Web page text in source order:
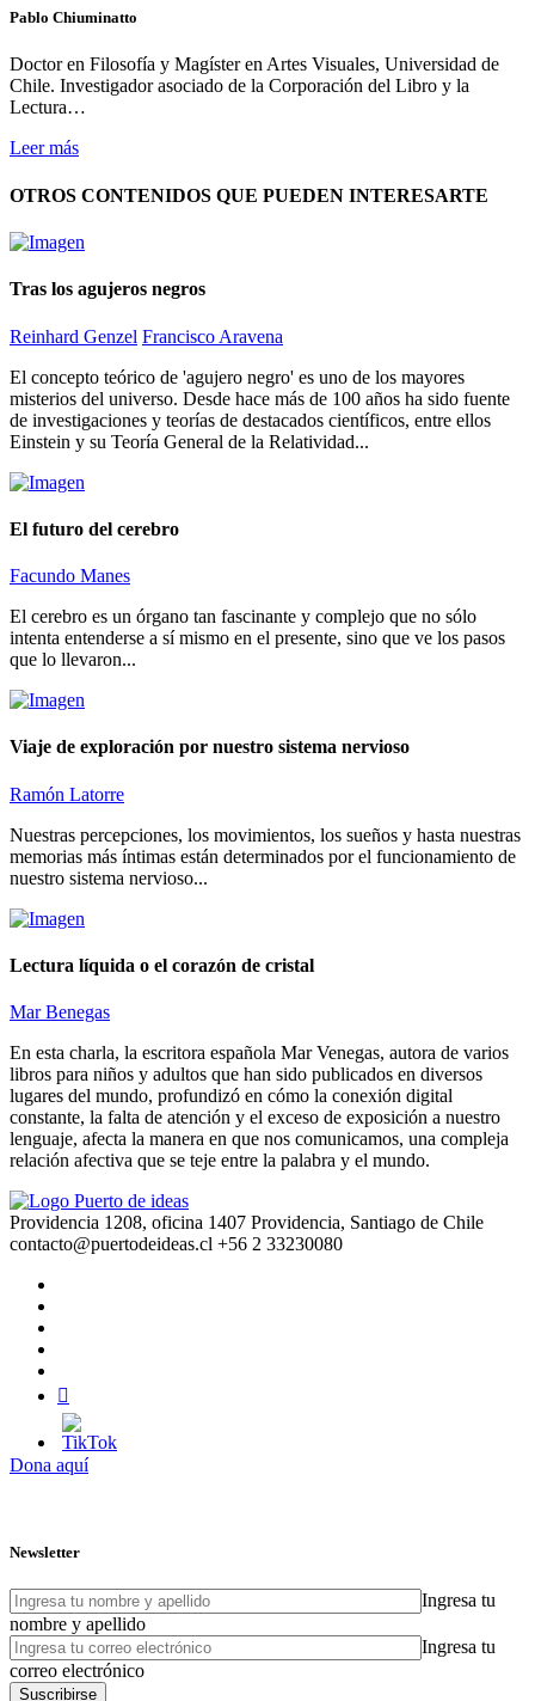
Pablo Chiuminatto
Doctor en Filosofía y Magíster en Artes Visuales, Universidad de
Chile. Investigador asociado de la Corporación del Libro y la
Lectura…
Leer más
OTROS CONTENIDOS QUE PUEDEN INTERESARTE
Tras los agujeros negros
Reinhard Genzel Francisco Aravena
El concepto teórico de 'agujero negro' es uno de los mayores
misterios del universo. Desde hace más de 100 años ha sido fuente
de investigaciones y teorías de destacados científicos, entre ellos
Einstein y su Teoría General de la Relatividad...
El futuro del cerebro
Facundo Manes
El cerebro es un órgano tan fascinante y complejo que no sólo
intenta entenderse a sí mismo en el presente, sino que ve los pasos
que lo llevaron...
Viaje de exploración por nuestro sistema nervioso
Ramón Latorre
Nuestras percepciones, los movimientos, los sueños y hasta nuestras
memorias más íntimas están determinados por el funcionamiento de
nuestro sistema nervioso...
Lectura líquida o el corazón de cristal
Mar Benegas
En esta charla, la escritora española Mar Venegas, autora de varios
libros para niños y adultos que han sido publicados en diversos
lugares del mundo, profundizó en cómo la conexión digital
constante, la falta de atención y el exceso de exposición a nuestro
lenguaje, afecta la manera en que nos comunicamos, una compleja
relación afectiva que se teje entre la palabra y el mundo.
Providencia 1208, oficina 1407 Providencia, Santiago de Chile
contacto@puertodeideas.cl +56 2 33230080
Dona aquí
Newsletter
Ingresa tu
nombre y apellido
Ingresa tu
correo electrónico
Suscribirse